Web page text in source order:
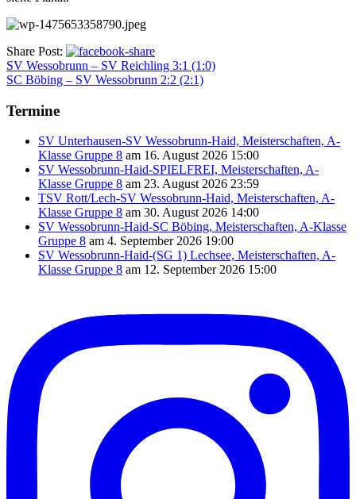
Share Post:
SV Wessobrunn – SV Reichling 3:1 (1:0)
SC Böbing – SV Wessobrunn 2:2 (2:1)
Termine
SV Unterhausen-SV Wessobrunn-Haid, Meisterschaften, A-
Klasse Gruppe 8 am 16. August 2026 15:00
SV Wessobrunn-Haid-SPIELFREI, Meisterschaften, A-
Klasse Gruppe 8 am 23. August 2026 23:59
TSV Rott/Lech-SV Wessobrunn-Haid, Meisterschaften, A-
Klasse Gruppe 8 am 30. August 2026 14:00
SV Wessobrunn-Haid-SC Böbing, Meisterschaften, A-Klasse
Gruppe 8 am 4. September 2026 19:00
SV Wessobrunn-Haid-(SG 1) Lechsee, Meisterschaften, A-
Klasse Gruppe 8 am 12. September 2026 15:00